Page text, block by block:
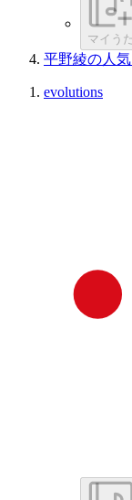
マイうた
平野綾の人
evolutions